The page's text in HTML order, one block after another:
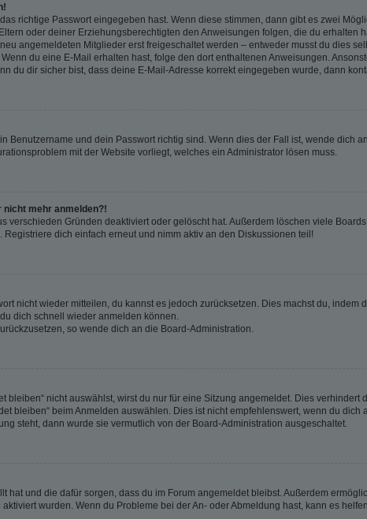
richtige Passwort eingegeben hast. Wenn diese stimmen, dann gibt es zwei
oder deiner Erziehungsberechtigten den Anweisungen folgen, die du erhalten
angemeldeten Mitglieder erst freigeschaltet werden – entweder musst du dies
du eine E-Mail erhalten hast, folge den dort enthaltenen Anweisungen.
du dir sicher bist, dass deine E-Mail-Adresse korrekt eingegeben wurde, dann
Benutzername und dein Passwort richtig sind. Wenn dies der Fall ist, wende dich
mit der Website vorliegt, welches ein Administrator lösen muss.
mehr anmelden?!
verschieden Gründen deaktiviert oder gelöscht hat. Außerdem löschen viele
dich einfach erneut und nimm aktiv an den Diskussionen teil!
nicht wieder mitteilen, du kannst es jedoch zurücksetzen. Dies machst du, indem
dich schnell wieder anmelden können.
so wende dich an die Board-Administration.
bleiben“ nicht auswählst, wirst du nur für eine Sitzung angemeldet. Dies
bleiben“ beim Anmelden auswählen. Dies ist nicht empfehlenswert, wenn du
steht, dann wurde sie vermutlich von der Board-Administration ausgeschaltet.
hat und die dafür sorgen, dass du im Forum angemeldet bleibst. Außerdem
wurden. Wenn du Probleme bei der An- oder Abmeldung hast, kann es